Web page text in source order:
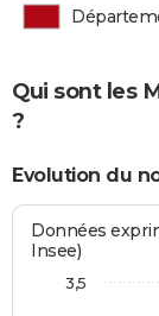
Qui sont les
?
Evolution du
Données
Insee)
3,5